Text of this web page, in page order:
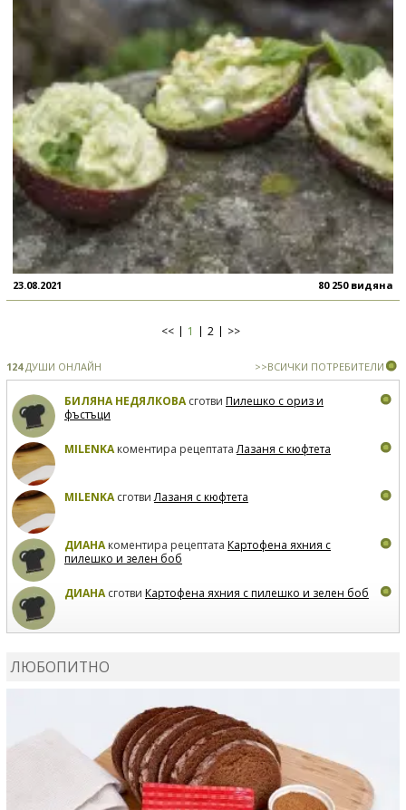
23.08.2021 80 250 видяна
<< 1 2 >>
124ДУШИ ОНЛАЙН >>ВСИЧКИ ПОТРЕБИТЕЛИ
БИЛЯНА НЕДЯЛКОВАсготви Пилешко с ориз и
фъстъци
MILENKAкоментира рецептатаЛазаня с кюфтета
MILENKAсготвиЛазаня с кюфтета
ДИАНАкоментира рецептата Картофена яхния с
пилешко и зелен боб
ДИАНАсготви Картофена яхния с пилешко и зелен боб
ЛЮБОПИТНО